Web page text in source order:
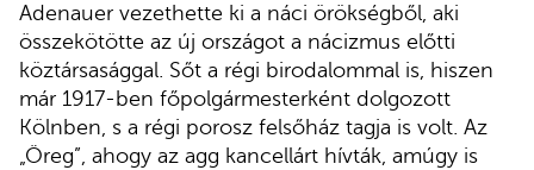
Adenauer vezethette ki a náci örökségből, aki
összekötötte az új országot a nácizmus előtti
köztársasággal. Sőt a régi birodalommal is, hiszen
már 1917-ben főpolgármesterként dolgozott
Kölnben, s a régi porosz felsőház tagja is volt. Az
„Öreg”, ahogy az agg kancellárt hívták, amúgy is